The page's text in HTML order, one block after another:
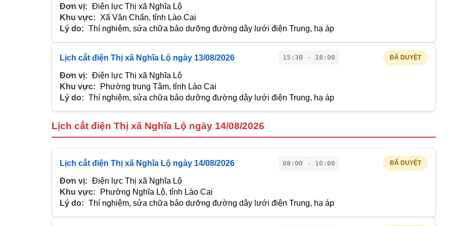
Đơn vị: Điện lực Thị xã Nghĩa Lộ
Khu vực:
Xã Văn Chấn, tỉnh Lào Cai
Lý do: Thí nghiệm, sửa chữa bảo dưỡng đường dây lưới điện Trung, hạ áp
Lịch cắt điện Thị xã Nghĩa Lộ ngày 13/08/2026 15:30 - 18:00 ĐÃ DUYỆT
Đơn vị: Điện lực Thị xã Nghĩa Lộ
Khu vực:
Phường trung Tâm, tỉnh Lào Cai
Lý do: Thí nghiệm, sửa chữa bảo dưỡng đường dây lưới điện Trung, hạ áp
Lịch cắt điện Thị xã Nghĩa Lộ ngày 14/08/2026
Lịch cắt điện Thị xã Nghĩa Lộ ngày 14/08/2026 08:00 - 10:00 ĐÃ DUYỆT
Đơn vị: Điện lực Thị xã Nghĩa Lộ
Khu vực:
Phường Nghĩa Lộ, tỉnh Lào Cai
Lý do: Thí nghiệm, sửa chữa bảo dưỡng đường dây lưới điện Trung, hạ áp